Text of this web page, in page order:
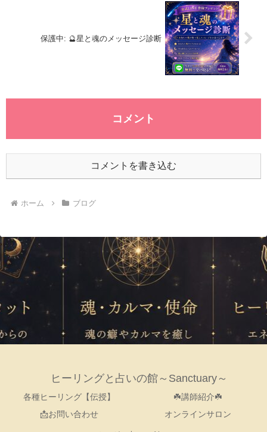
保護中: 🔮星と魂のメッセージ診断
コメント
コメントを書き込む
ホーム ブログ
ヒーリングと占いの館～Sanctuary～
各種ヒーリング【伝授】
☘️講師紹介☘️
📩お問い合わせ
オンラインサロン